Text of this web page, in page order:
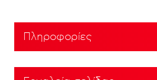
Πληροφορίες